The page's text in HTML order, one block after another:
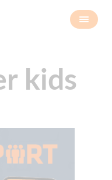
kids